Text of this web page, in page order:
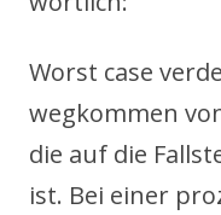
Worst case
wegkommen
die auf die
ist. Bei einer